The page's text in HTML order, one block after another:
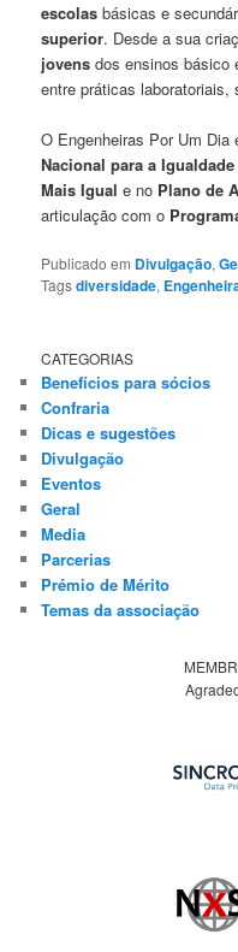
escolas básicas e
superior. Desde a sua
jovens dos ensinos
entre práticas
O Engenheiras Por Um Dia
Nacional para a
Mais Igual e no Plano de
articulação com o
Publicado em Divulgação,
Tagsdiversidade,
CATEGORIAS
Benefícios para sócios
Confraria
Dicas e sugestões
Divulgação
Eventos
Geral
Media
Parcerias
Prémio de Mérito
Temas da associação